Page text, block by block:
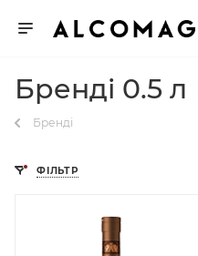
Бренді 0.5 л
Бренді
ФІЛЬТР